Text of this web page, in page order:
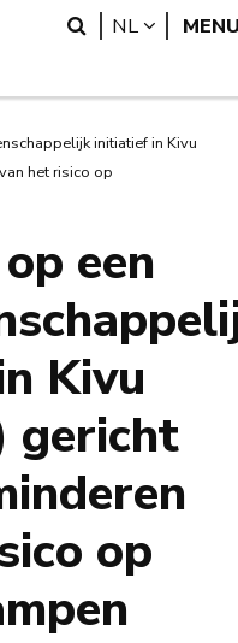
Search
NL
initiatief in Kivu
het risico op
een
Kivu
gericht
op